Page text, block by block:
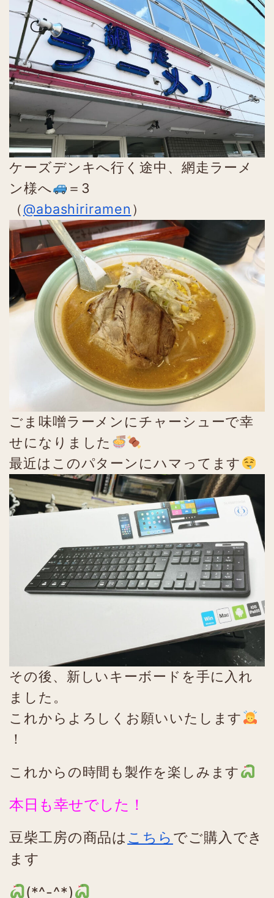
ケーズデンキへ行く途中、網走ラーメ
ン様へ
＝3
（@abashiriramen ）
ごま味噌ラーメンにチャーシューで幸
せになりました
最近はこのパターンにハマってます
その後、新しいキーボードを手に入れ
ました。
これからよろしくお願いいたします
！
これからの時間も製作を楽しみます
本日も幸せでした！
豆柴工房の商品は こちら でご購入でき
ます
(*^-^*)